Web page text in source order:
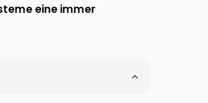
eine immer